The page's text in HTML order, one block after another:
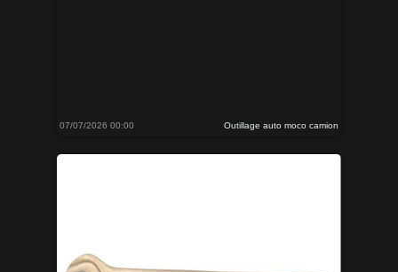
07/07/2026 00:00 Outillage auto moco camion